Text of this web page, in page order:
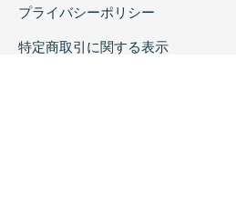
プライバシーポリシー
特定商取引に関する表示